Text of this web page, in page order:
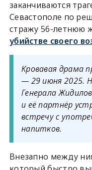
заканчиваются
Севастополе по
стражу 56-летнюю
убийстве своего
Кровавая драма
— 29 июня 2025.
Генерала
и её партнёр
встречу с
напитков.
Внезапно между